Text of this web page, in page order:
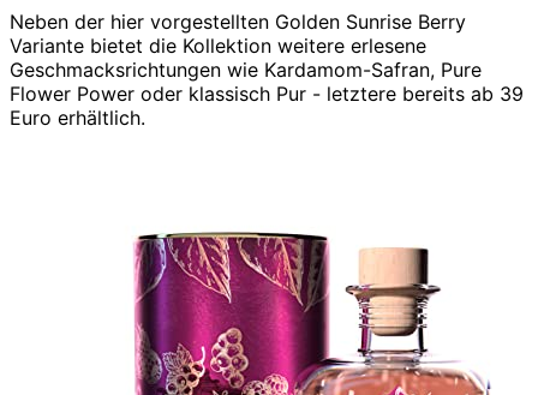
Neben der hier vorgestellten Golden Sunrise Berry
Variante bietet die Kollektion weitere erlesene
Geschmacksrichtungen wie Kardamom-Safran, Pure
Flower Power oder klassisch Pur - letztere bereits ab 39
Euro erhältlich.